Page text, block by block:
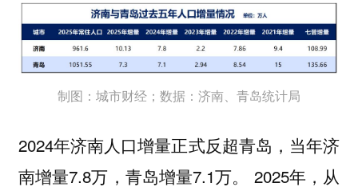
制图：城市财经；数据：济南、青岛统计局
2024年济南人口增量正式反超青岛，当年济
南增量7.8万，青岛增量7.1万。 2025年，从